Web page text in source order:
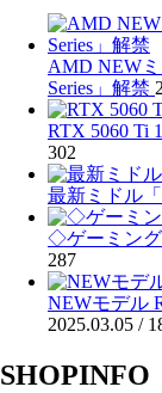
AMD NEWミ
Series」解禁
RTX 5060 Ti
302
最新ミドル
◇ゲーミン
287
NEWモデル
2025.03.05 /
SHOPINFO